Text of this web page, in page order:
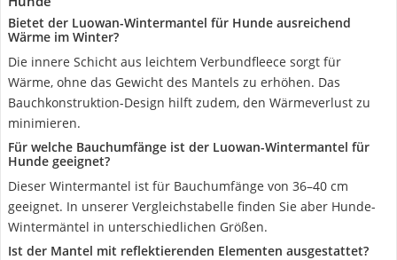
Bietet der Luowan-Wintermantel für Hunde ausreichend
Wärme im Winter?
Die innere Schicht aus leichtem Verbundfleece sorgt für
Wärme, ohne das Gewicht des Mantels zu erhöhen. Das
Bauchkonstruktion-Design hilft zudem, den Wärmeverlust zu
minimieren.
Für welche Bauchumfänge ist der Luowan-Wintermantel für
Hunde geeignet?
Dieser Wintermantel ist für Bauchumfänge von 36–40 cm
geeignet. In unserer Vergleichstabelle finden Sie aber Hunde-
Wintermäntel in unterschiedlichen Größen.
Ist der Mantel mit reflektierenden Elementen ausgestattet?